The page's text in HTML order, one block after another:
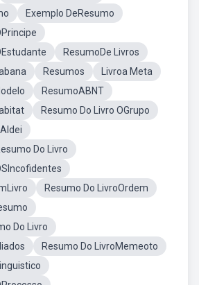
Exemplo DeResumo
ResumoDe Livros
Resumos
Livroa Meta
ResumoABNT
Resumo Do Livro OGrupo
Do Livro
Resumo Do LivroOrdem
Do Livro
Resumo Do LivroMemeoto